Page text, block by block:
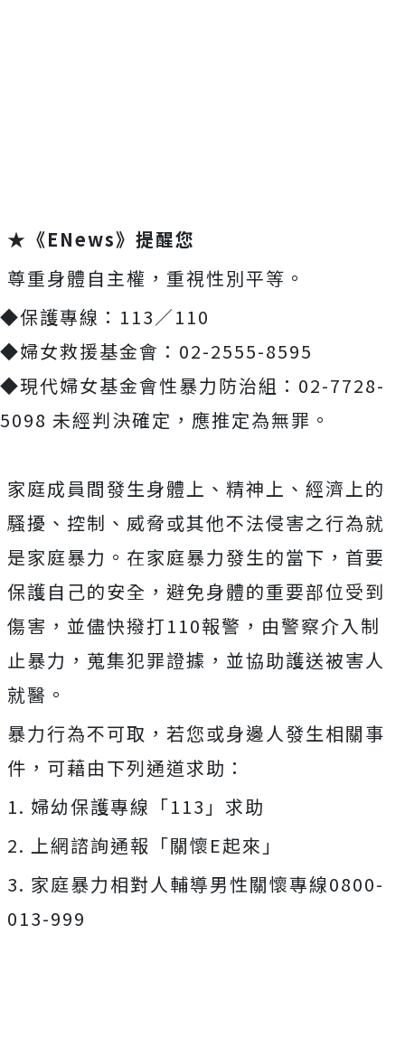
★《ENews》提醒您
尊重身體自主權，重視性別平等。
◆保護專線：113／110
◆婦女救援基金會：02-2555-8595
◆現代婦女基金會性暴力防治組：02-7728-
5098 未經判決確定，應推定為無罪。
家庭成員間發生身體上、精神上、經濟上的
騷擾、控制、威脅或其他不法侵害之行為就
是家庭暴力。在家庭暴力發生的當下，首要
保護自己的安全，避免身體的重要部位受到
傷害，並儘快撥打110報警，由警察介入制
止暴力，蒐集犯罪證據，並協助護送被害人
就醫。
暴力行為不可取，若您或身邊人發生相關事
件，可藉由下列通道求助：
1. 婦幼保護專線「113」求助
2. 上網諮詢通報「關懷E起來」
3. 家庭暴力相對人輔導男性關懷專線0800-
013-999